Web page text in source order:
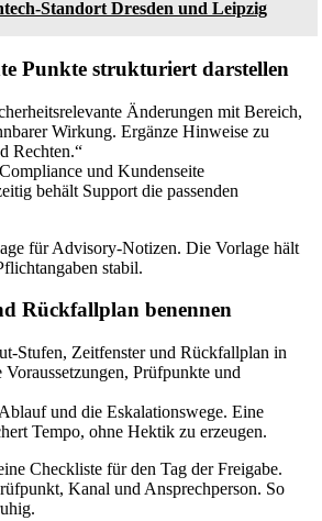
Standort Dresden und Leipzig
Punkte strukturiert darstellen
Änderungen mit Bereich,
Wirkung. Ergänze Hinweise zu
Rechten.“
und Kundenseite
behält Support die passenden
für Advisory-Notizen. Die Vorlage hält
stabil.
Rückfallplan benennen
Stufen, Zeitfenster und Rückfallplan in
Prüfpunkte und
und die Eskalationswege. Eine
Tempo, ohne Hektik zu erzeugen.
Checkliste für den Tag der Freigabe.
Kanal und Ansprechperson. So